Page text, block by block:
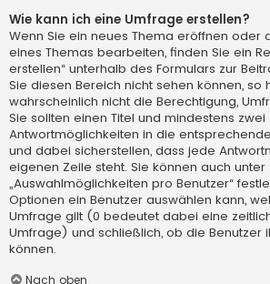
Wie kann ich eine Umfrage erstellen?
Wenn Sie ein neues Thema eröffnen oder
eines Themas bearbeiten, finden Sie ein
erstellen“ unterhalb des Formulars zur
Sie diesen Bereich nicht sehen können, so
wahrscheinlich nicht die Berechtigung,
Sie sollten einen Titel und mindestens zwei
Antwortmöglichkeiten in die
und dabei sicherstellen, dass jede
eigenen Zeile steht. Sie können auch unter
„Auswahlmöglichkeiten pro Benutzer“
Optionen ein Benutzer auswählen kann,
Umfrage gilt (0 bedeutet dabei eine
Umfrage) und schließlich, ob die Benutzer
können.
Nach oben